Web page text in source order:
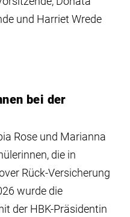
und Harriet Wrede
bei der
Rose und Marianna
die in
Rück-Versicherung
wurde die
der HBK-Präsidentin